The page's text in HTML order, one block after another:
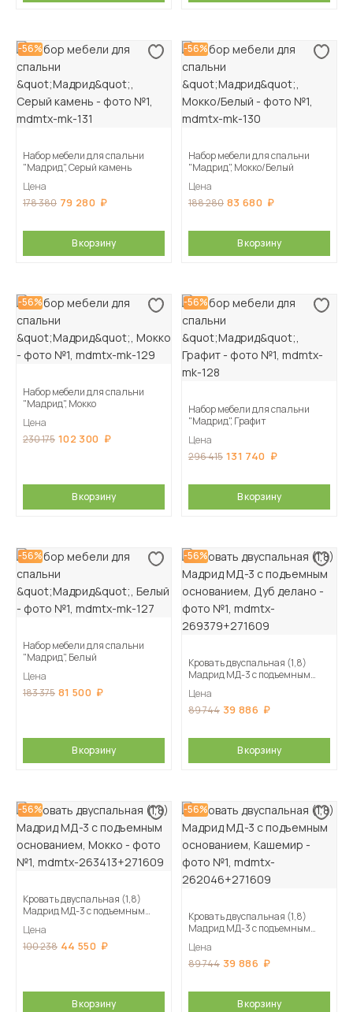
-56%
Набор мебели для спальни
"Мадрид", Серый камень
Цена
178 380 79 280
В корзину
-56%
Набор мебели для спальни
"Мадрид", Мокко/Белый
Цена
188 280 83 680
В корзину
-56%
Набор мебели для спальни
"Мадрид", Мокко
Цена
230 175 102 300
В корзину
-56%
Набор мебели для спальни
"Мадрид", Графит
Цена
296 415 131 740
В корзину
-56%
Набор мебели для спальни
"Мадрид", Белый
Цена
183 375 81 500
В корзину
-56%
Кровать двуспальная (1,8)
Мадрид МД-3 с подъемным
Цена
89 744 39 886
В корзину
-56%
Кровать двуспальная (1,8)
Мадрид МД-3 с подъемным
Цена
100 238 44 550
В корзину
-56%
Кровать двуспальная (1,8)
Мадрид МД-3 с подъемным
Цена
89 744 39 886
В корзину